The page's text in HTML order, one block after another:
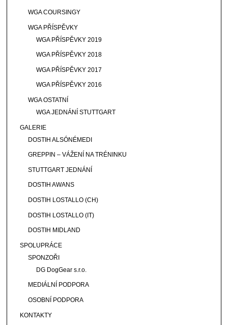
WGA COURSINGY
WGA PŘÍSPĚVKY
WGA PŘÍSPĚVKY 2019
WGA PŘÍSPĚVKY 2018
WGA PŘÍSPĚVKY 2017
WGA PŘÍSPĚVKY 2016
WGA OSTATNÍ
WGA JEDNÁNÍ STUTTGART
GALERIE
DOSTIH ALSÓNÉMEDI
GREPPIN – VÁŽENÍ NA TRÉNINKU
STUTTGART JEDNÁNÍ
DOSTIH AWANS
DOSTIH LOSTALLO (CH)
DOSTIH LOSTALLO (IT)
DOSTIH MIDLAND
SPOLUPRÁCE
SPONZOŘI
DG DogGear s.r.o.
MEDIÁLNÍ PODPORA
OSOBNÍ PODPORA
KONTAKTY